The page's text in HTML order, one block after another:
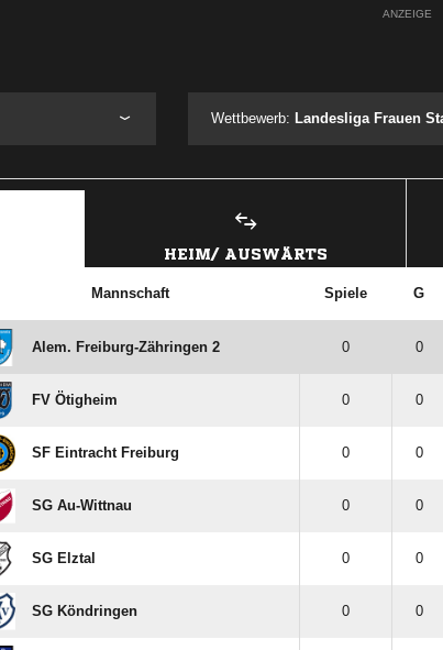
ANZEIGE
Wettbewerb: Landesliga Frauen
HEIM/ AUSWÄRTS
Mannschaft Spiele G
Alem. Freiburg-Zähringen 2 0 0
FV Ötigheim 0 0
SF Eintracht Freiburg 0 0
SG Au-Wittnau 0 0
SG Elztal 0 0
SG Köndringen 0 0